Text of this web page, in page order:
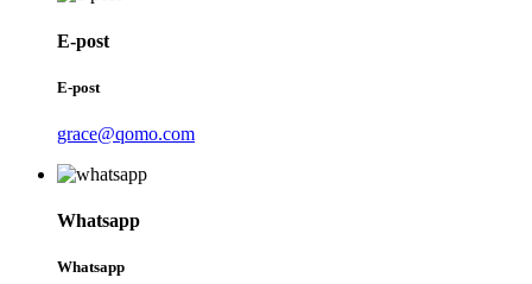
E-post
E-post
grace@qomo.com
Whatsapp
Whatsapp